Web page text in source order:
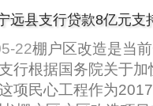
远县支行贷款8亿元支
22棚户区改造是当
行根据国务院关于
项民心工程作为